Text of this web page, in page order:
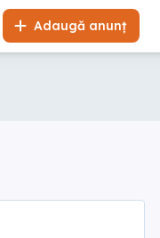
Adaugă anunț